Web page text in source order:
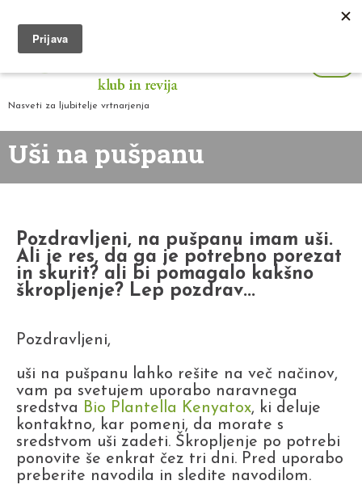
Nasveti za ljubitelje vrtnarjenja
Uši na pušpanu
Pozdravljeni, na pušpanu imam uši.
Ali je res, da ga je potrebno porezat
in skurit? ali bi pomagalo kakšno
škropljenje? Lep pozdrav...
Pozdravljeni,
uši na pušpanu lahko rešite na več načinov,
vam pa svetujem uporabo naravnega
sredstva Bio Plantella Kenyatox, ki deluje
kontaktno, kar pomeni, da morate s
sredstvom uši zadeti. Škropljenje po potrebi
ponovite še enkrat čez tri dni. Pred uporabo
preberite navodila in sledite navodilom.